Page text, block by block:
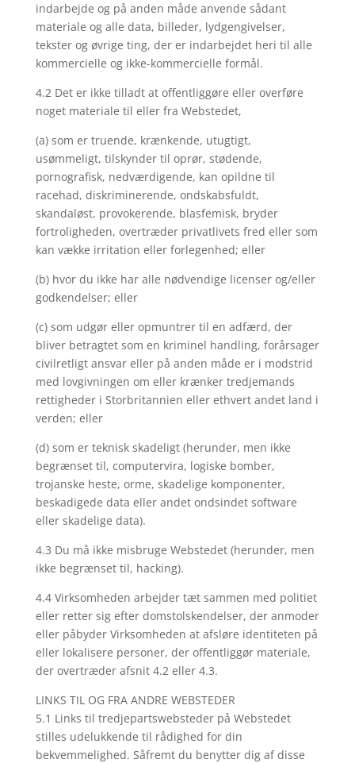
indarbejde og på anden måde anvende sådant
materiale og alle data, billeder, lydgengivelser,
tekster og øvrige ting, der er indarbejdet heri til alle
kommercielle og ikke-kommercielle formål.
4.2 Det er ikke tilladt at offentliggøre eller overføre
noget materiale til eller fra Webstedet,
(a) som er truende, krænkende, utugtigt,
usømmeligt, tilskynder til oprør, stødende,
pornografisk, nedværdigende, kan opildne til
racehad, diskriminerende, ondskabsfuldt,
skandaløst, provokerende, blasfemisk, bryder
fortroligheden, overtræder privatlivets fred eller som
kan vække irritation eller forlegenhed; eller
(b) hvor du ikke har alle nødvendige licenser og/eller
godkendelser; eller
(c) som udgør eller opmuntrer til en adfærd, der
bliver betragtet som en kriminel handling, forårsager
civilretligt ansvar eller på anden måde er i modstrid
med lovgivningen om eller krænker tredjemands
rettigheder i Storbritannien eller ethvert andet land i
verden; eller
(d) som er teknisk skadeligt (herunder, men ikke
begrænset til, computervira, logiske bomber,
trojanske heste, orme, skadelige komponenter,
beskadigede data eller andet ondsindet software
eller skadelige data).
4.3 Du må ikke misbruge Webstedet (herunder, men
ikke begrænset til, hacking).
4.4 Virksomheden arbejder tæt sammen med politiet
eller retter sig efter domstolskendelser, der anmoder
eller påbyder Virksomheden at afsløre identiteten på
eller lokalisere personer, der offentliggør materiale,
der overtræder afsnit 4.2 eller 4.3.
LINKS TIL OG FRA ANDRE WEBSTEDER
5.1 Links til tredjepartswebsteder på Webstedet
stilles udelukkende til rådighed for din
bekvemmelighed. Såfremt du benytter dig af disse